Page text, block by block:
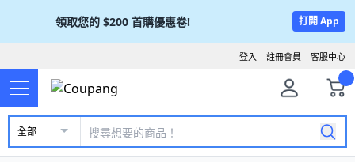
領取您的 $200 首購優惠卷! 打開 App
客服中心
註冊會員
登入
全部